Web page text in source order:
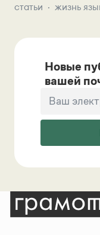
статьи жизнь
Новые
вашей